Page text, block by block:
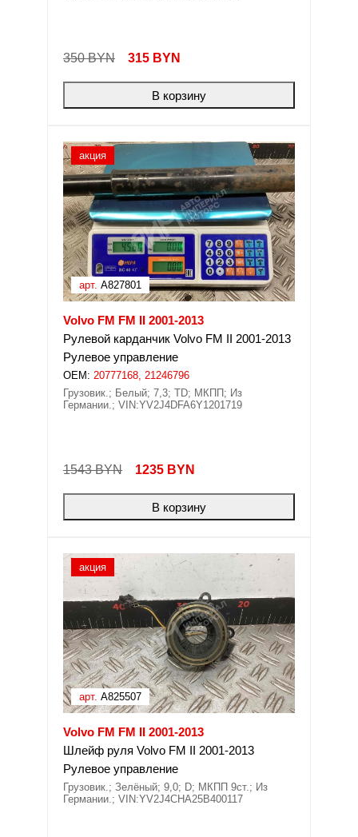
350 BYN 315 BYN
В корзину
акция
арт. A827801
Volvo FM FM II 2001-2013
Рулевой карданчик Volvo FM II 2001-2013
Рулевое управление
OEM: 20777168, 21246796
Грузовик.; Белый; 7,3; TD; МКПП; Из
Германии.; VIN:YV2J4DFA6Y1201719
1543 BYN 1235 BYN
В корзину
акция
арт. A825507
Volvo FM FM II 2001-2013
Шлейф руля Volvo FM II 2001-2013
Рулевое управление
Грузовик.; Зелёный; 9,0; D; МКПП 9ст.; Из
Германии.; VIN:YV2J4CHA25B400117